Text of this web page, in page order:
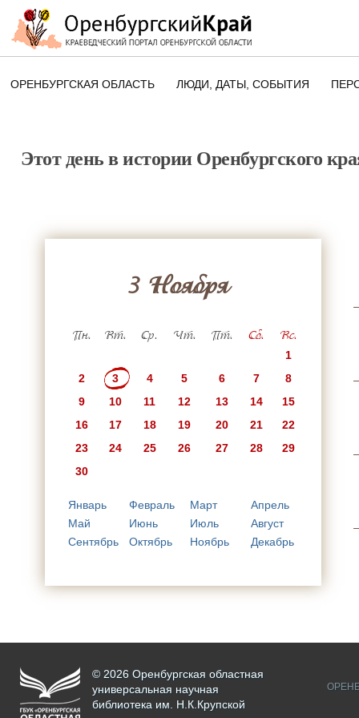
ОРЕНБУРГСКАЯ ОБЛАСТЬ ЛЮДИ, ДАТЫ, CОБЫТИЯ
ПАМЯТНЫЕ ДАТЫ
Этот день в истории Оренбургского
3 Ноября
Пн. Вт. Ср. Чт. Пт. Сб. Вс.
1
2
3 4 5 6 7
8
9
10 11 12 13 14
15
16
17 18 19 20 21
22
23
24 25 26 27 28
29
30
Январь Февраль Март
Апрель
Май
Июнь Июль
Август
Сентябрь
Октябрь Ноябрь Декабрь
© 2026 Оренбургская областная
универсальная научная
библиотека им. Н.К.Крупской